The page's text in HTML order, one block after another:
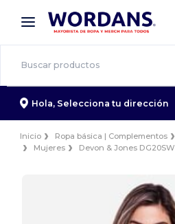
× App de Wordans
¡Mejores precios en app!
Hola, Selecciona tu dirección
Inicio Ropa básica | Complementos
Mujeres
Devon & Jones DG20SW